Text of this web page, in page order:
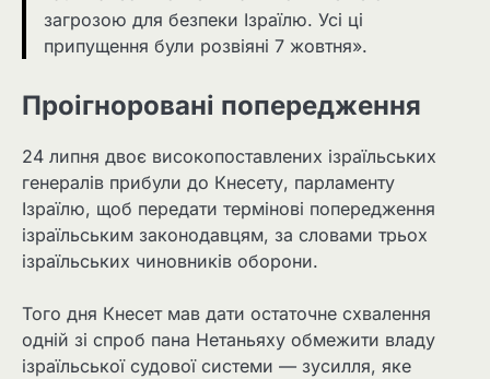
загрозою для безпеки Ізраїлю. Усі ці
припущення були розвіяні 7 жовтня».
Проігноровані попередження
24 липня двоє високопоставлених ізраїльських
генералів прибули до Кнесету, парламенту
Ізраїлю, щоб передати термінові попередження
ізраїльським законодавцям, за словами трьох
ізраїльських чиновників оборони.
Того дня Кнесет мав дати остаточне схвалення
одній зі спроб пана Нетаньяху обмежити владу
ізраїльської судової системи — зусилля, яке